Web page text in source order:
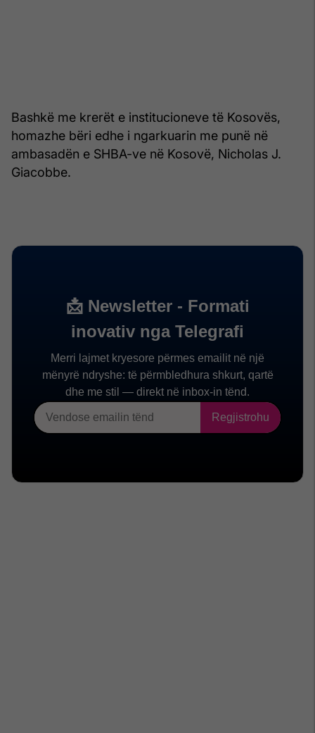
Bashkë me krerët e institucioneve të Kosovës,
homazhe bëri edhe i ngarkuarin me punë në
ambasadën e SHBA-ve në Kosovë, Nicholas J.
Giacobbe.